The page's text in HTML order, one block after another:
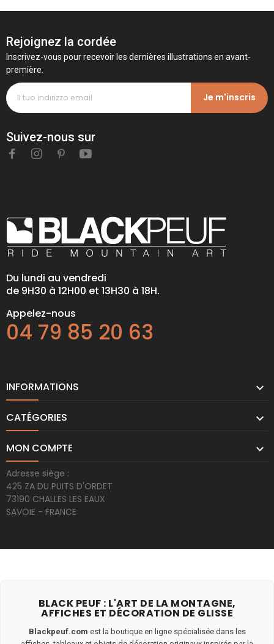
Rejoignez la cordée
Inscrivez-vous pour recevoir les dernières illustrations en avant-
première.
Je m'inscris
Suivez-nous sur
Du lundi au vendredi
de 9H30 à 12H00 et 13H30 à 18H.
Appelez-nous
04 79 85 20 63
INFORMATIONS 
CATÉGORIES 
MON COMPTE 
Adresse siège :
425 ZA DU PUITS D'ORDET
73190 CHALLES LES EAUX
SAVOIE - FRANCE
BLACK PEUF : L'ART DE LA MONTAGNE,
AFFICHES ET DÉCORATION DE GLISSE
Blackpeuf.com est la boutique en ligne spécialisée dans les